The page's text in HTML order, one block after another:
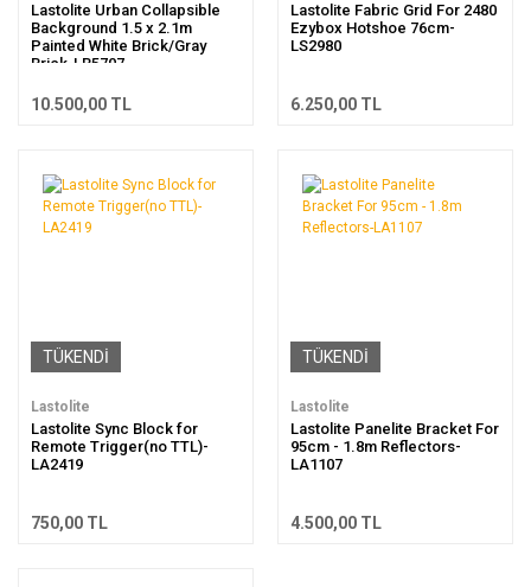
Lastolite Urban Collapsible
Background 1.5 x 2.1m
Painted White Brick/Gray
Brick-LB5707
10.500,00 TL
Lastolite Fabric Grid For 2480
Ezybox Hotshoe 76cm-
LS2980
6.250,00 TL
TÜKENDİ
Lastolite
Lastolite Sync Block for
Remote Trigger(no TTL)-
LA2419
750,00 TL
TÜKENDİ
Lastolite
Lastolite Panelite Bracket For
95cm - 1.8m Reflectors-
LA1107
4.500,00 TL